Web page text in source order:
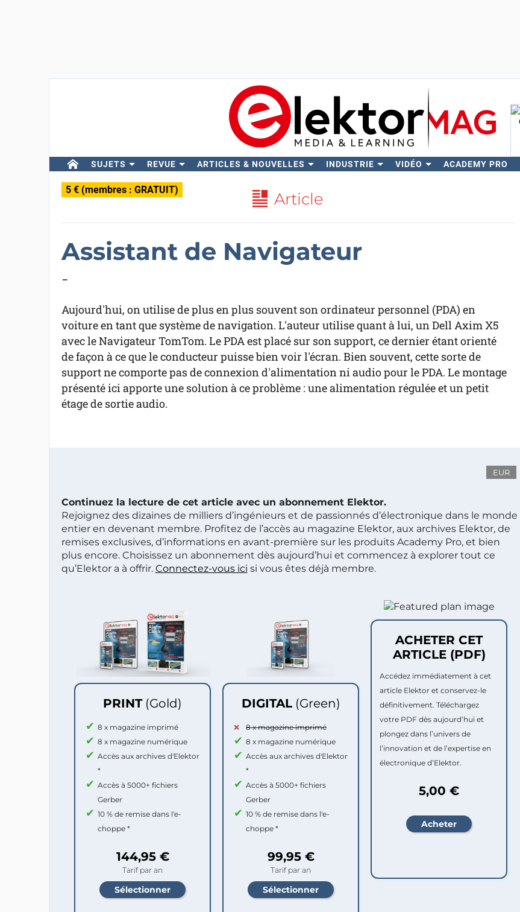
SUJETS REVUE ARTICLES & NOUVELLES INDUSTRIE VIDÉO ACADEMY PRO
5 € (membres : GRATUIT) Article
Assistant de Navigateur
-
Aujourd'hui, on utilise de plus en plus souvent son ordinateur personnel (PDA) en
voiture en tant que système de navigation. L'auteur utilise quant à lui, un Dell Axim X5
avec le Navigateur TomTom. Le PDA est placé sur son support, ce dernier étant orienté
de façon à ce que le conducteur puisse bien voir l'écran. Bien souvent, cette sorte de
support ne comporte pas de connexion d'alimentation ni audio pour le PDA. Le montage
présenté ici apporte une solution à ce problème : une alimentation régulée et un petit
étage de sortie audio.
EUR
Continuez la lecture de cet article avec un abonnement Elektor.
Rejoignez des dizaines de milliers d’ingénieurs et de passionnés d’électronique dans le monde
entier en devenant membre. Profitez de l’accès au magazine Elektor, aux archives Elektor, de
remises exclusives, d’informations en avant-première sur les produits Academy Pro, et bien
plus encore. Choisissez un abonnement dès aujourd’hui et commencez à explorer tout ce
qu’Elektor a à offrir. Connectez-vous ici si vous êtes déjà membre.
PRINT (Gold)
8 x magazine imprimé
8 x magazine numérique
Accès aux archives d'Elektor
*
Accès à 5000+ fichiers
Gerber
10 % de remise dans l'e-
choppe *
144,95 €
Tarif par an
DIGITAL (Green)
8 x magazine imprimé
8 x magazine numérique
Accès aux archives d'Elektor
*
Accès à 5000+ fichiers
Gerber
10 % de remise dans l'e-
choppe *
99,95 €
Tarif par an
ACHETER CET
ARTICLE (PDF)
Accédez immédiatement à cet
article Elektor et conservez-le
définitivement. Téléchargez
votre PDF dès aujourd’hui et
plongez dans l’univers de
l’innovation et de l’expertise en
électronique d’Elektor.
5,00 €